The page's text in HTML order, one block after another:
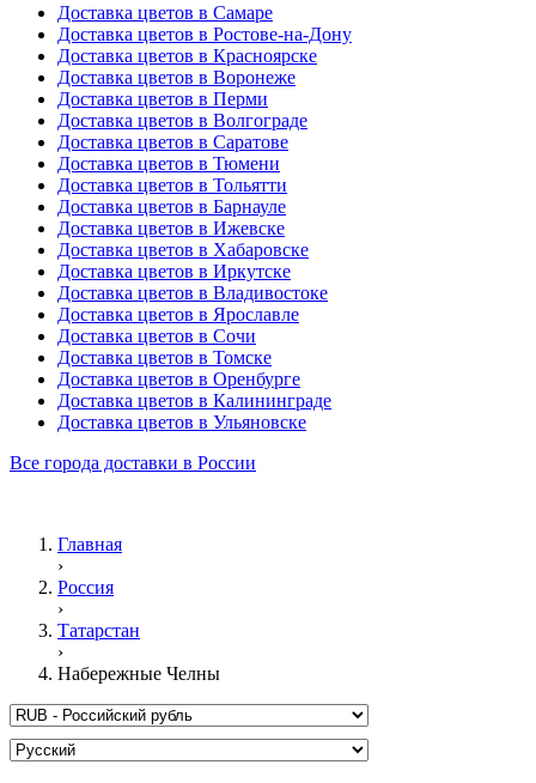
Доставка цветов в Самаре
Доставка цветов в Ростове-на-Дону
Доставка цветов в Красноярске
Доставка цветов в Воронеже
Доставка цветов в Перми
Доставка цветов в Волгограде
Доставка цветов в Саратове
Доставка цветов в Тюмени
Доставка цветов в Тольятти
Доставка цветов в Барнауле
Доставка цветов в Ижевске
Доставка цветов в Хабаровске
Доставка цветов в Иркутске
Доставка цветов в Владивостоке
Доставка цветов в Ярославле
Доставка цветов в Сочи
Доставка цветов в Томске
Доставка цветов в Оренбурге
Доставка цветов в Калининграде
Доставка цветов в Ульяновске
Все города доставки в России
Главная
›
Россия
›
Татарстан
›
Набережные Челны